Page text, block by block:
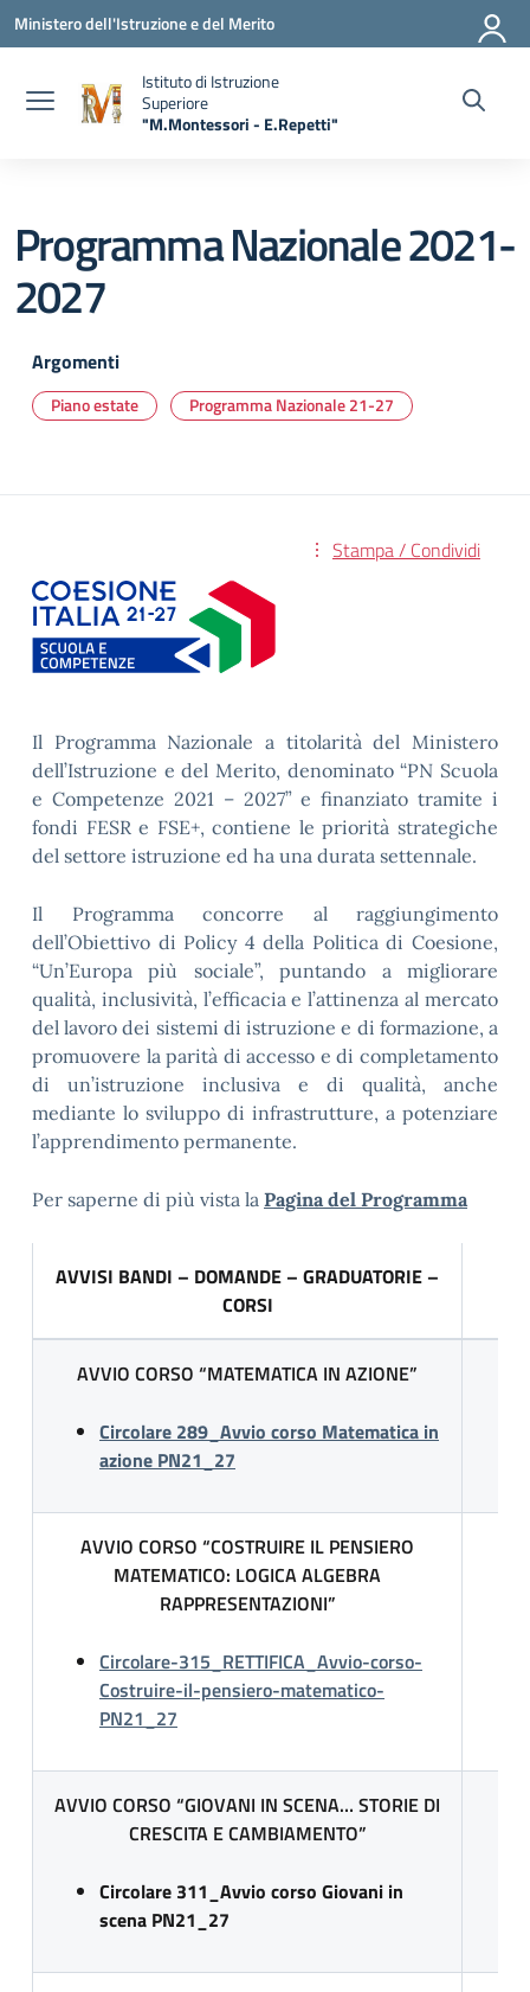
Vai ai contenuti
Vai al menu di navigazione
Vai al footer
Ministero dell'Istruzione e del Merito
Istituto di Istruzione
Superiore
"M.Montessori - E.Repetti"
Programma Nazionale 2021-
2027
Argomenti
Piano estate Programma Nazionale 21-27
Stampa / Condividi
Il Programma Nazionale a titolarità del Ministero
dell’Istruzione e del Merito, denominato “PN Scuola
e Competenze 2021 – 2027” e finanziato tramite i
fondi FESR e FSE+, contiene le priorità strategiche
del settore istruzione ed ha una durata settennale.
Il Programma concorre al raggiungimento
dell’Obiettivo di Policy 4 della Politica di Coesione,
“Un’Europa più sociale”, puntando a migliorare
qualità, inclusività, l’efficacia e l’attinenza al mercato
del lavoro dei sistemi di istruzione e di formazione, a
promuovere la parità di accesso e di completamento
di un’istruzione inclusiva e di qualità, anche
mediante lo sviluppo di infrastrutture, a potenziare
l’apprendimento permanente.
Per saperne di più vista la Pagina del Programma
AVVISI BANDI – DOMANDE – GRADUATORIE –
CORSI
AVVIO CORSO “MATEMATICA IN AZIONE”
Circolare 289_Avvio corso Matematica in
azione PN21_27
AVVIO CORSO “COSTRUIRE IL PENSIERO
MATEMATICO: LOGICA ALGEBRA
RAPPRESENTAZIONI”
Circolare-315_RETTIFICA_Avvio-corso-
Costruire-il-pensiero-matematico-
PN21_27
AVVIO CORSO “GIOVANI IN SCENA… STORIE DI
CRESCITA E CAMBIAMENTO”
Circolare 311_Avvio corso Giovani in
scena PN21_27